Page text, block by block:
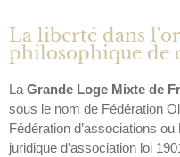
La liberté dans
philosophique de
La Grande Loge Mixte de
sous le nom de Fédération
Fédération d’associations
juridique d’association loi